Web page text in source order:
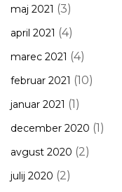
maj 2021 (3)
april 2021 (4)
marec 2021 (4)
februar 2021 (10)
januar 2021 (1)
december 2020 (1)
avgust 2020 (2)
julij 2020 (2)